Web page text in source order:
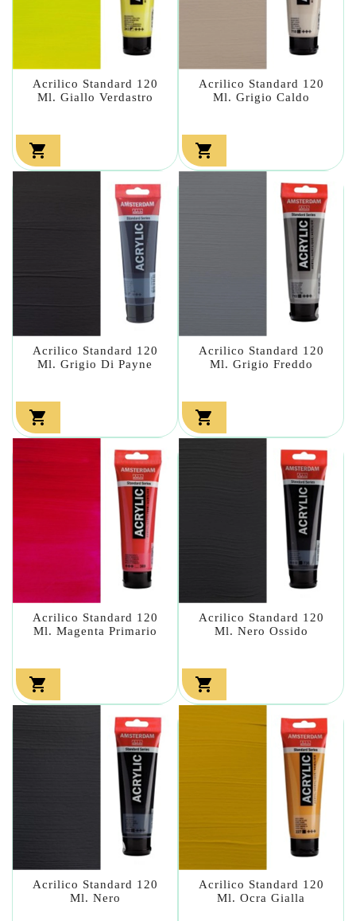
Acrilico Standard 120
Ml. Giallo Verdastro

Acrilico Standard 120
Ml. Grigio Caldo

Acrilico Standard 120
Ml. Grigio Di Payne

Acrilico Standard 120
Ml. Grigio Freddo

Acrilico Standard 120
Ml. Magenta Primario

Acrilico Standard 120
Ml. Nero Ossido

Acrilico Standard 120
Ml. Nero
Acrilico Standard 120
Ml. Ocra Gialla